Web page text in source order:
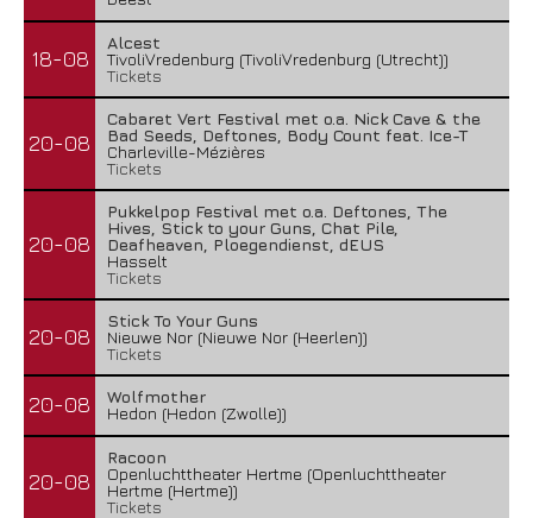
18-08
Alcest
TivoliVredenburg (TivoliVredenburg (Utrecht))
Tickets
20-08
Cabaret Vert Festival met o.a. Nick Cave & the
Bad Seeds, Deftones, Body Count feat. Ice-T
Charleville-Mézières
Tickets
20-08
Pukkelpop Festival met o.a. Deftones, The
Hives, Stick to your Guns, Chat Pile,
Deafheaven, Ploegendienst, dEUS
Hasselt
Tickets
20-08
Stick To Your Guns
Nieuwe Nor (Nieuwe Nor (Heerlen))
Tickets
20-08
Wolfmother
Hedon (Hedon (Zwolle))
20-08
Racoon
Openluchttheater Hertme (Openluchttheater
Hertme (Hertme))
Tickets